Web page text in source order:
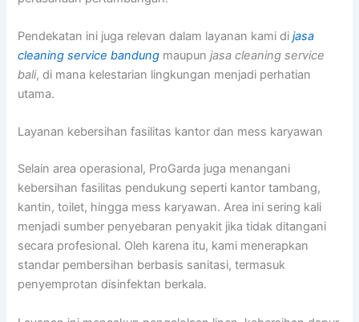
Pendekatan ini juga relevan dalam layanan kami dijasa
cleaning service bandung maupunjasa cleaning service
bali, di mana kelestarian lingkungan menjadi perhatian
utama.
Layanan kebersihan fasilitas kantor dan mess karyawan
Selain area operasional, ProGarda juga menangani
kebersihan fasilitas pendukung seperti kantor tambang,
kantin, toilet, hingga mess karyawan. Area ini sering kali
menjadi sumber penyebaran penyakit jika tidak ditangani
secara profesional. Oleh karena itu, kami menerapkan
standar pembersihan berbasis sanitasi, termasuk
penyemprotan disinfektan berkala.